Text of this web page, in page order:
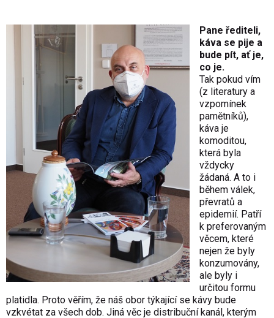
Pane řediteli,
káva se pije a
bude pít, ať je,
co je.
Tak pokud vím
(z literatury a
vzpomínek
pamětníků),
káva je
komoditou,
která byla
vždycky
žádaná. A to i
během válek,
převratů a
epidemií. Patří
k preferovaným
věcem, které
nejen že byly
konzumovány,
ale byly i
určitou formu
platidla. Proto věřím, že náš obor týkající se kávy bude
vzkvétat za všech dob. Jiná věc je distribuční kanál, kterým